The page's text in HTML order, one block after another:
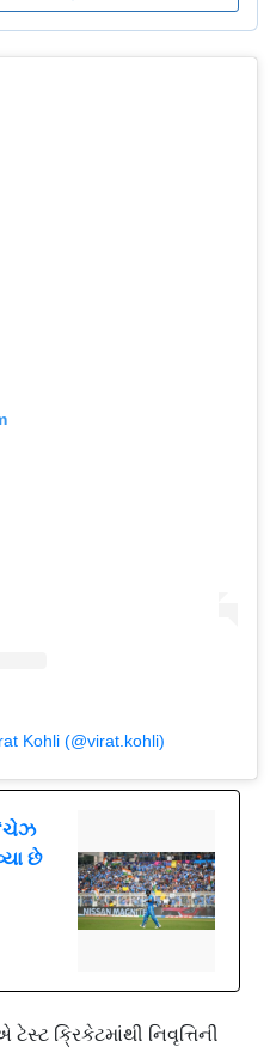
Kohli (@virat.kohli)
છે
ટેસ્ટ ક્રિકેટમાંથી નિવૃત્તિની